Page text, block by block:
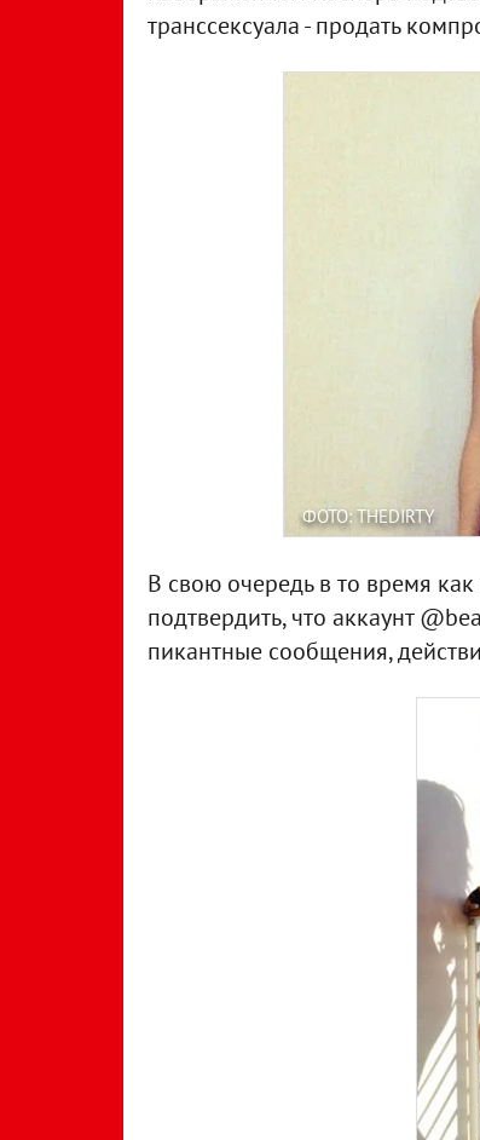
транссексуала - продать
ФОТО: THEDIRTY
В свою очередь в то время
подтвердить, что аккаунт
пикантные сообщения,